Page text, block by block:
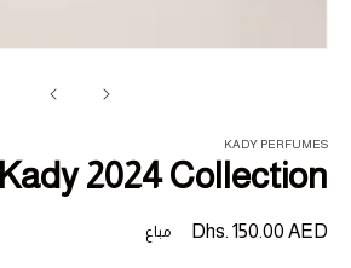
KADY PERFUMES
Kady 2024 Collection
السعر
Dhs. 150.00 AED مباع